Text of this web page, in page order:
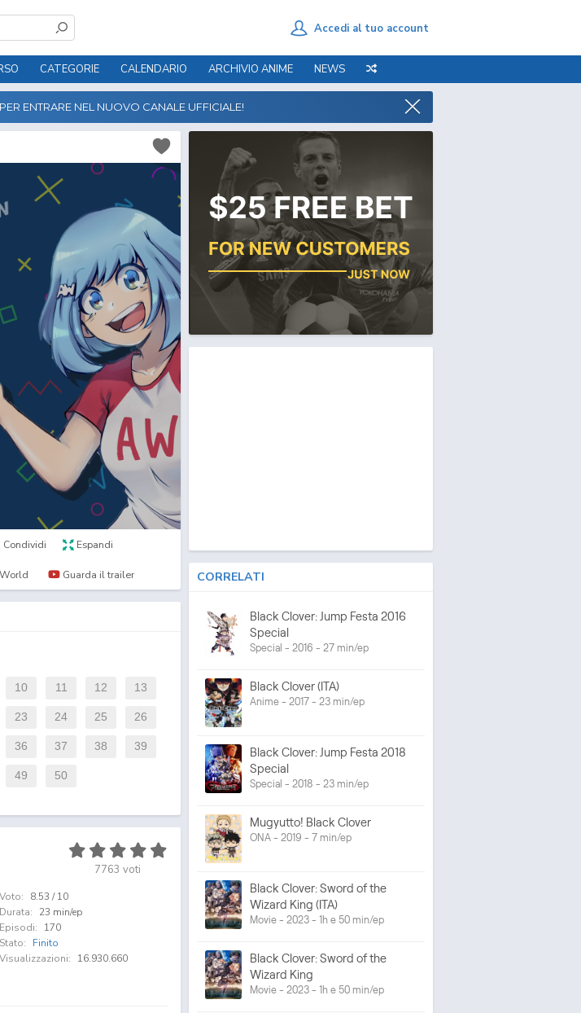
Accedi al tuo account
CATEGORIE CALENDARIO ARCHIVIO ANIME NEWS
PER ENTRARE NEL NUOVO CANALE UFFICIALE!
Condividi Espandi
Guarda il trailer
10 11 12 13
23 24 25 26
36 37 38 39
49 50
7763 voti
Voto: 8.53 / 10
Durata:
23 min/ep
Episodi:
170
Stato:
Finito
Visualizzazioni:
16.930.660
CORRELATI
Black Clover: Jump Festa 2016
Special
Special - 2016 - 27 min/ep
Black Clover (ITA)
Anime - 2017 - 23 min/ep
Black Clover: Jump Festa 2018
Special
Special - 2018 - 23 min/ep
Mugyutto! Black Clover
ONA - 2019 - 7 min/ep
Black Clover: Sword of the
Wizard King (ITA)
Movie - 2023 - 1h e 50 min/ep
Black Clover: Sword of the
Wizard King
Movie - 2023 - 1h e 50 min/ep